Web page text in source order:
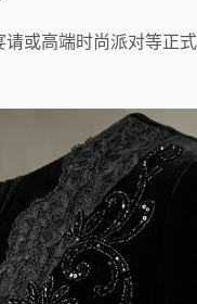
或高端时尚派对等正